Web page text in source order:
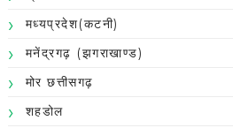
मध्यप्रदेश(कटनी)
मनेंद्रगढ़ (झगराखाण्ड)
मोर छत्तीसगढ़
शहडोल